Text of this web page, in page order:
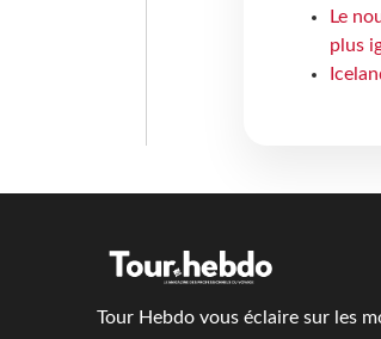
Le
plus
Tour Hebdo vous éclaire sur les